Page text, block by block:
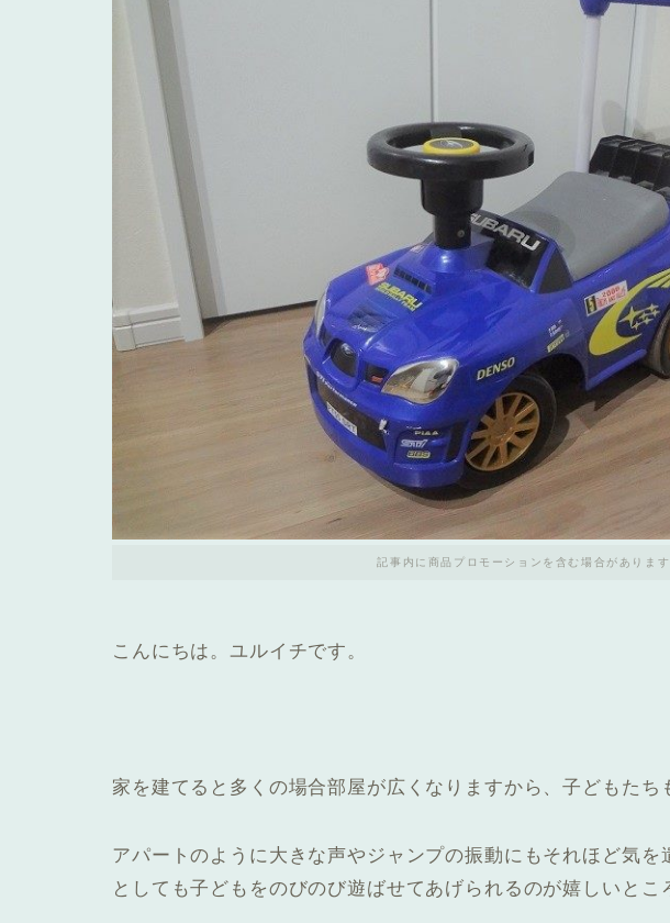
記事内に商品プロモーションを含む場合があります
こんにちは。ユルイチです。
家を建てると多くの場合部屋が広くなりますから、子どもたち
アパートのように大きな声やジャンプの振動にもそれほど気を
としても子どもをのびのび遊ばせてあげられるのが嬉しいとこ